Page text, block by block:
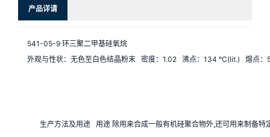
产品详请
541-05-9 环三聚二甲基硅氧烷
外观与性状：无色至白色结晶粉末   密度：1.02   沸点：134 °C(lit.)   熔
生产方法及用途   用途 除用来合成一般有机硅聚合物外,还可用来制备